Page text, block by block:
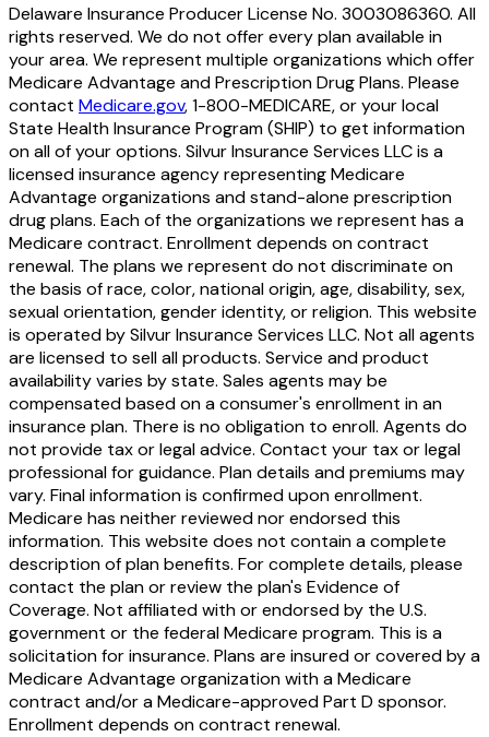
Delaware Insurance Producer License No. 3003086360. All
rights reserved. We do not offer every plan available in
your area. We represent multiple organizations which offer
Medicare Advantage and Prescription Drug Plans. Please
contact Medicare.gov, 1-800-MEDICARE, or your local
State Health Insurance Program (SHIP) to get information
on all of your options. Silvur Insurance Services LLC is a
licensed insurance agency representing Medicare
Advantage organizations and stand-alone prescription
drug plans. Each of the organizations we represent has a
Medicare contract. Enrollment depends on contract
renewal. The plans we represent do not discriminate on
the basis of race, color, national origin, age, disability, sex,
sexual orientation, gender identity, or religion. This website
is operated by Silvur Insurance Services LLC. Not all agents
are licensed to sell all products. Service and product
availability varies by state. Sales agents may be
compensated based on a consumer's enrollment in an
insurance plan. There is no obligation to enroll. Agents do
not provide tax or legal advice. Contact your tax or legal
professional for guidance. Plan details and premiums may
vary. Final information is confirmed upon enrollment.
Medicare has neither reviewed nor endorsed this
information. This website does not contain a complete
description of plan benefits. For complete details, please
contact the plan or review the plan's Evidence of
Coverage. Not affiliated with or endorsed by the U.S.
government or the federal Medicare program. This is a
solicitation for insurance. Plans are insured or covered by a
Medicare Advantage organization with a Medicare
contract and/or a Medicare-approved Part D sponsor.
Enrollment depends on contract renewal.